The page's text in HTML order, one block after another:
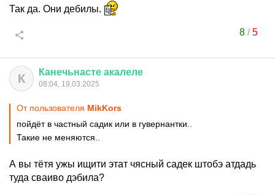
Так да. Они дебилы.
8/5
К Канечьнасте акалеле
08:04, 19.03.2025
От пользователя MikKors
пойдёт в частный садик или в гувернантки..
Такие не меняются..
А вы тётя ужы ищити этат чясный садек штобэ атдадь
туда сваиво дэбила?